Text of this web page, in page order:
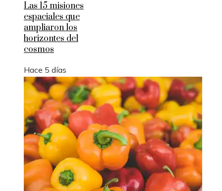
Las 15 misiones
espaciales que
ampliaron los
horizontes del
cosmos
Hace 5 días